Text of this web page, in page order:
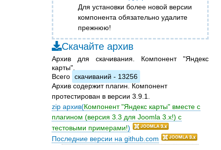
Для установки более новой версии
компонента обязательно удалите
прежнюю!
Cкачайте архив
Архив для скачивания. Компонент "Яндекс
карты".
Всего скачиваний - 13256
Архив содержит плагин. Компонент
протестирован в версии 3.9.1.
zip архив(Компонент "Яндекс карты" вместе с
плагином (версия 3.3 для Joomla 3.x!) с
тестовыми примерами!)
Последние версии на github.com